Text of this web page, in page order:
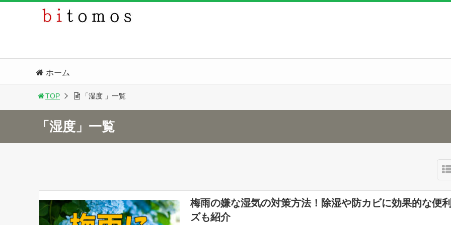
ホーム
TOP 「湿度 」一覧
「湿度」一覧
梅雨の嫌な湿気の対策方法！除湿や防カビに効果的な便
ズも紹介